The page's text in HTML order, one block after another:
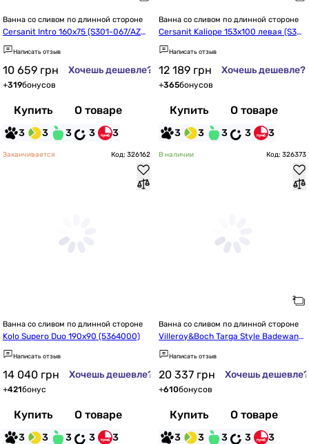
Ванна со сливом по длинной стороне
Cersanit Intro 160x75 (S301-067/AZB
R1000030036)
Написать отзыв
10 659 грн Хочешь дешевле?
+319бонусов
Купить О товаре
3 3 3 3 3
Ванна со сливом по длинной стороне
Cersanit Kaliope 153x100 левая (S301
-024/AZBA1000210040)
Написать отзыв
12 189 грн Хочешь дешевле?
+365бонусов
Купить О товаре
3 3 3 3 3
Заканчивается Код: 326162
Ванна со сливом по длинной стороне
Kolo Supero Duo 190x90 (5364000)
Написать отзыв
14 040 грн Хочешь дешевле?
+421бонус
Купить О товаре
3 3 3 3 3
В наличии Код: 326373
Ванна со сливом по длинной стороне
Villeroy&Boch Targa Style Badewann
e 170x70 (UBA177FRA2V-01)
Написать отзыв
20 337 грн Хочешь дешевле?
+610бонусов
Купить О товаре
3 3 3 3 3